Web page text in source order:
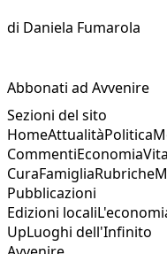
di Daniela Fumarola
Abbonati ad Avvenire
Sezioni del sito
HomeAttualitàPolitica
CommentiEconomia
CuraFamigliaRubriche
Pubblicazioni
Edizioni locali
UpLuoghi dell'Infinito